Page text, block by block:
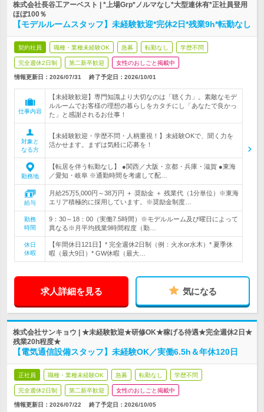
株式会社長谷工アーベスト | *上場Grp*ノルマなし*大型連休有*正社員登用
ほぼ100％
【モデルルームスタッフ】未経験歓迎*完休2日*残業9h*転勤なし
契約社員 職種・業種未経験OK 急募 転勤なし 学歴不問
完全週休2日制 第二新卒歓迎 女性のおしごと掲載中
情報更新日：2026/07/31 終了予定日： 2026/10/01
仕事内容
【未経験歓迎】専門知識より大切なのは「聴く力」。素敵なモデ
ルルームでお客様の理想の暮らしをカタチにし「あなたで良かっ
た」と感謝されるお仕事！
対象と
なる方
【未経験歓迎・学歴不問・人柄重視！】未経験OKで、聞く力を
活かせます。まずは気軽に応募を！
勤務地
【転居を伴う転勤なし】 ●関西／大阪・京都・兵庫・滋賀 ●東海
／愛知・岐阜 ※通勤時間を考慮して配…
給与
月給25万5,000円～38万円 ＋ 奨励金 ＋ 残業代（1分単位）※東海
エリア積極的に採用しています。※奨励金制度…
勤務
時間
9：30～18：00（実働7.5時間）※モデルルーム及び曜日によって
異なる※月平均残業9時間程度（勤…
休日
休暇
【年間休日121日】* 完全週休2日制（例：火水or水木）* 夏季休
暇（最大9日）* GW休暇（最大…
求人詳細を見る 気になる
株式会社サンキョウ | ★未経験歓迎★研修OK★稼げる待遇★完全週休2日★
残業20h程度★
【電気通信設備スタッフ】未経験OK／実働6.5h＆年休120日
正社員 職種・業種未経験OK 急募 転勤なし 学歴不問
完全週休2日制 第二新卒歓迎 女性のおしごと掲載中
情報更新日：2026/07/22 終了予定日： 2026/10/05